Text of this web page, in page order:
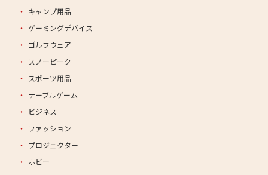
キャンプ用品
ゲーミングデバイス
ゴルフウェア
スノーピーク
スポーツ用品
テーブルゲーム
ビジネス
ファッション
プロジェクター
ホビー